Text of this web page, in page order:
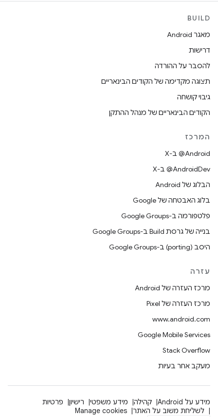
BUILD
מאגר Android
דרישות
להסבר על ההורדה
תצוגה מקדימה של הקודים הבינאריים
גיבוי קושחה
הקודים הבינאריים של מנהל ההתקן
המרכז
‫‎@Android ב-X
‫‎@AndroidDev ב-X
הבלוג של Android
בלוג האבטחה של Google
פלטפורמה ב-Google Groups
בנייה של גרסת Build ב-Google Groups
היסב (porting) ב-Google Groups
עזרה
מרכז העזרה של Android
מרכז העזרה של Pixel
www.android.com
Google Mobile Services
Stack Overflow
מעקב אחר בעיות
מידע על Android קהילה מידע משפטי רישיון
פרטיות
לשליחת משוב על האתר
Manage cookies